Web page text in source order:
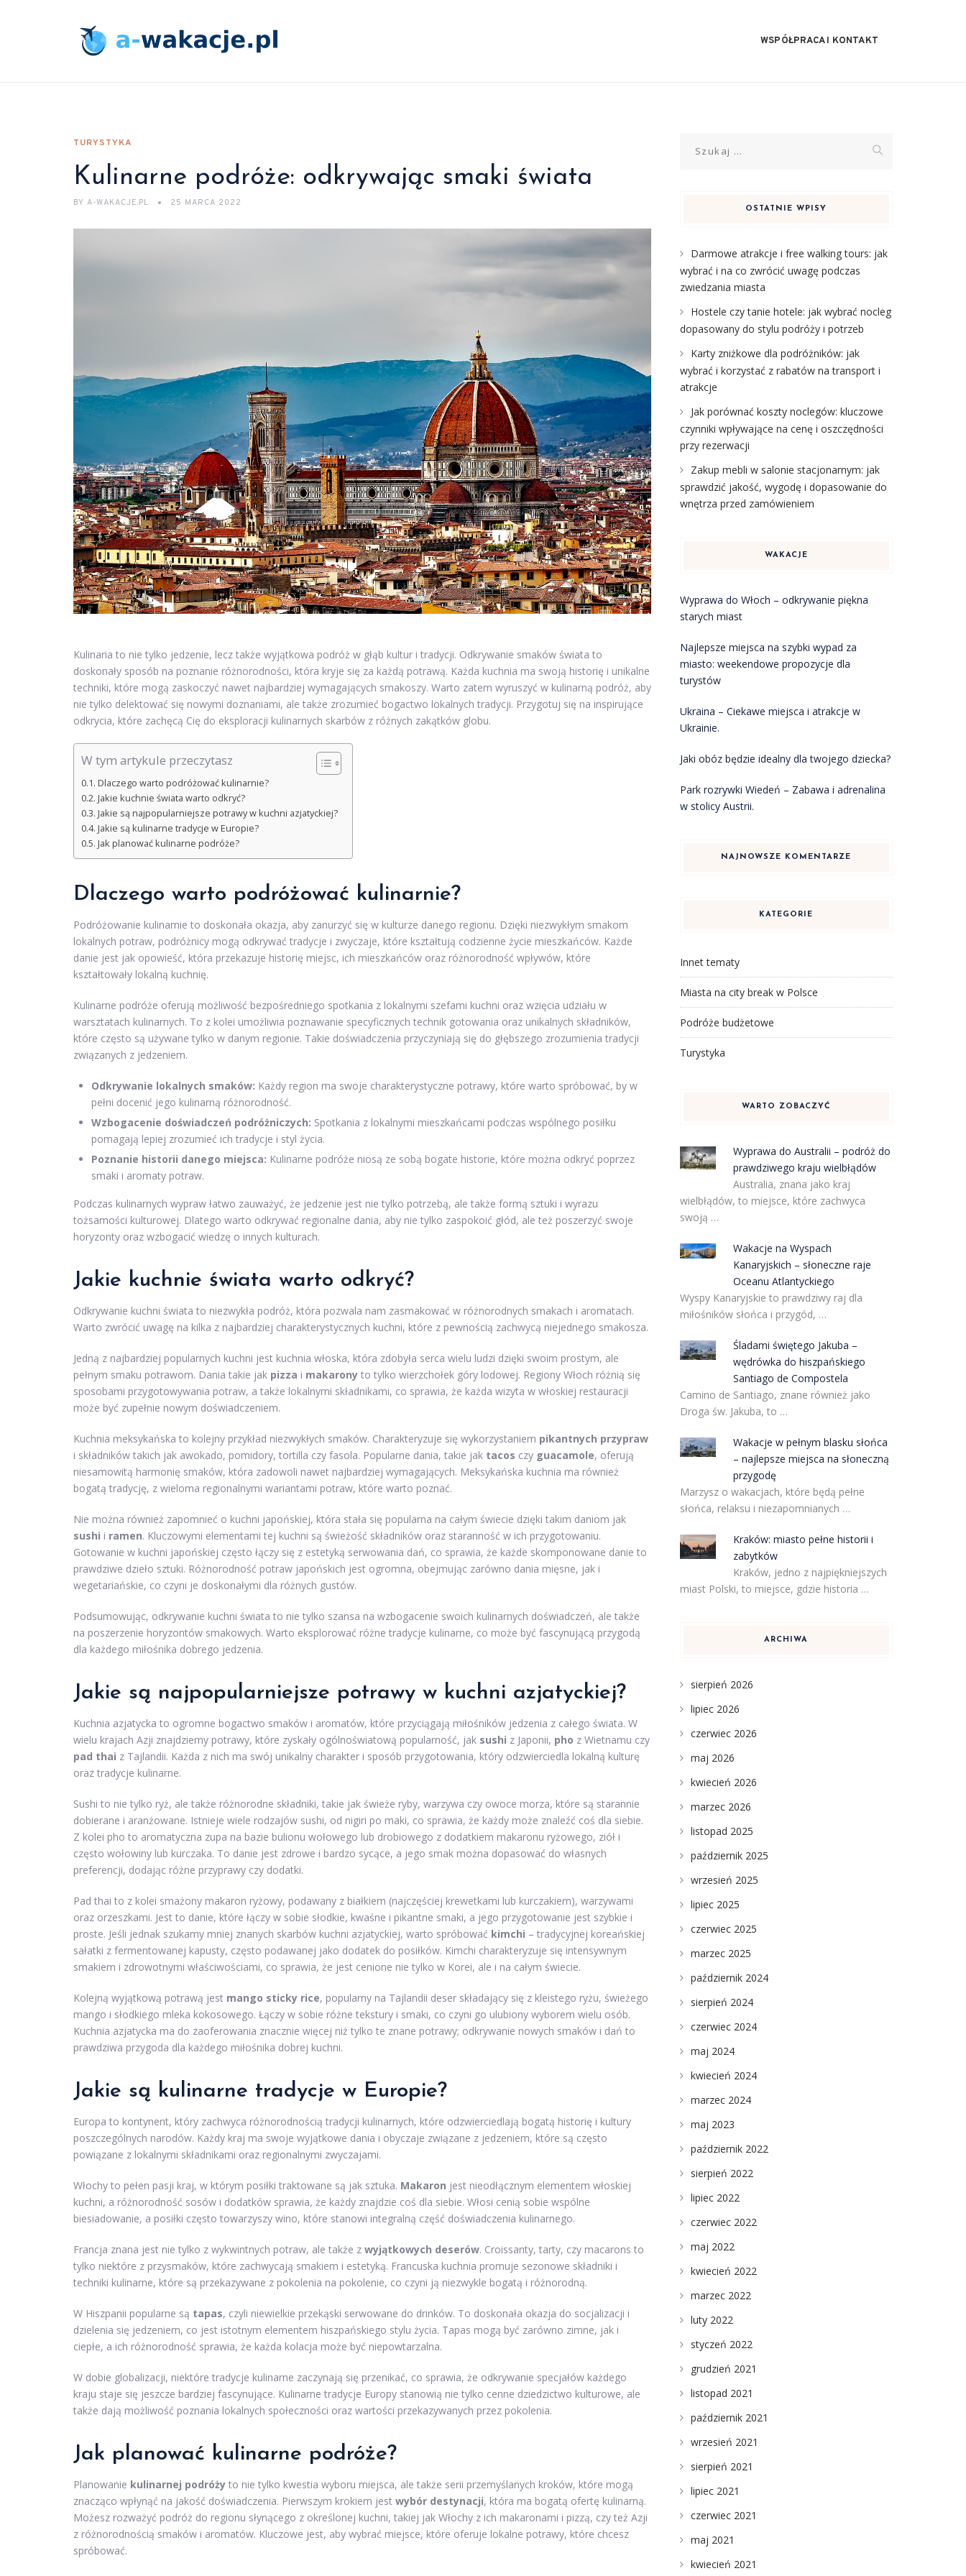
WSPÓŁPRACA I KONTAKT
TURYSTYKA
Kulinarne podróże: odkrywając smaki świata
BY A-WAKACJE.PL 25 MARCA 2022
Kulinaria to nie tylko jedzenie, lecz także wyjątkowa podróż w głąb kultur i tradycji. Odkrywanie smaków świata to
doskonały sposób na poznanie różnorodności, która kryje się za każdą potrawą. Każda kuchnia ma swoją historię i unikalne
techniki, które mogą zaskoczyć nawet najbardziej wymagających smakoszy. Warto zatem wyruszyć w kulinarną podróż, aby
nie tylko delektować się nowymi doznaniami, ale także zrozumieć bogactwo lokalnych tradycji. Przygotuj się na inspirujące
odkrycia, które zachęcą Cię do eksploracji kulinarnych skarbów z różnych zakątków globu.
W tym artykule przeczytasz
Dlaczego warto podróżować kulinarnie?
Jakie kuchnie świata warto odkryć?
Jakie są najpopularniejsze potrawy w kuchni azjatyckiej?
Jakie są kulinarne tradycje w Europie?
Jak planować kulinarne podróże?
Dlaczego warto podróżować kulinarnie?
Podróżowanie kulinarnie to doskonała okazja, aby zanurzyć się w kulturze danego regionu. Dzięki niezwykłym smakom
lokalnych potraw, podróżnicy mogą odkrywać tradycje i zwyczaje, które kształtują codzienne życie mieszkańców. Każde
danie jest jak opowieść, która przekazuje historię miejsc, ich mieszkańców oraz różnorodność wpływów, które
kształtowały lokalną kuchnię.
Kulinarne podróże oferują możliwość bezpośredniego spotkania z lokalnymi szefami kuchni oraz wzięcia udziału w
warsztatach kulinarnych. To z kolei umożliwia poznawanie specyficznych technik gotowania oraz unikalnych składników,
które często są używane tylko w danym regionie. Takie doświadczenia przyczyniają się do głębszego zrozumienia tradycji
związanych z jedzeniem.
Odkrywanie lokalnych smaków: Każdy region ma swoje charakterystyczne potrawy, które warto spróbować, by w
pełni docenić jego kulinarną różnorodność.
Wzbogacenie doświadczeń podróżniczych: Spotkania z lokalnymi mieszkańcami podczas wspólnego posiłku
pomagają lepiej zrozumieć ich tradycje i styl życia.
Poznanie historii danego miejsca: Kulinarne podróże niosą ze sobą bogate historie, które można odkryć poprzez
smaki i aromaty potraw.
Podczas kulinarnych wypraw łatwo zauważyć, że jedzenie jest nie tylko potrzebą, ale także formą sztuki i wyrazu
tożsamości kulturowej. Dlatego warto odkrywać regionalne dania, aby nie tylko zaspokoić głód, ale też poszerzyć swoje
horyzonty oraz wzbogacić wiedzę o innych kulturach.
Jakie kuchnie świata warto odkryć?
Odkrywanie kuchni świata to niezwykła podróż, która pozwala nam zasmakować w różnorodnych smakach i aromatach.
Warto zwrócić uwagę na kilka z najbardziej charakterystycznych kuchni, które z pewnością zachwycą niejednego smakosza.
Jedną z najbardziej popularnych kuchni jest kuchnia włoska, która zdobyła serca wielu ludzi dzięki swoim prostym, ale
pełnym smaku potrawom. Dania takie jak pizza i makarony to tylko wierzchołek góry lodowej. Regiony Włoch różnią się
sposobami przygotowywania potraw, a także lokalnymi składnikami, co sprawia, że każda wizyta w włoskiej restauracji
może być zupełnie nowym doświadczeniem.
Kuchnia meksykańska to kolejny przykład niezwykłych smaków. Charakteryzuje się wykorzystaniem pikantnych przypraw
i składników takich jak awokado, pomidory, tortilla czy fasola. Popularne dania, takie jak tacos czy guacamole, oferują
niesamowitą harmonię smaków, która zadowoli nawet najbardziej wymagających. Meksykańska kuchnia ma również
bogatą tradycję, z wieloma regionalnymi wariantami potraw, które warto poznać.
Nie można również zapomnieć o kuchni japońskiej, która stała się popularna na całym świecie dzięki takim daniom jak
sushi i ramen. Kluczowymi elementami tej kuchni są świeżość składników oraz staranność w ich przygotowaniu.
Gotowanie w kuchni japońskiej często łączy się z estetyką serwowania dań, co sprawia, że każde skomponowane danie to
prawdziwe dzieło sztuki. Różnorodność potraw japońskich jest ogromna, obejmując zarówno dania mięsne, jak i
wegetariańskie, co czyni je doskonałymi dla różnych gustów.
Podsumowując, odkrywanie kuchni świata to nie tylko szansa na wzbogacenie swoich kulinarnych doświadczeń, ale także
na poszerzenie horyzontów smakowych. Warto eksplorować różne tradycje kulinarne, co może być fascynującą przygodą
dla każdego miłośnika dobrego jedzenia.
Jakie są najpopularniejsze potrawy w kuchni azjatyckiej?
Kuchnia azjatycka to ogromne bogactwo smaków i aromatów, które przyciągają miłośników jedzenia z całego świata. W
wielu krajach Azji znajdziemy potrawy, które zyskały ogólnoświatową popularność, jak sushi z Japonii, pho z Wietnamu czy
pad thai z Tajlandii. Każda z nich ma swój unikalny charakter i sposób przygotowania, który odzwierciedla lokalną kulturę
oraz tradycje kulinarne.
Sushi to nie tylko ryż, ale także różnorodne składniki, takie jak świeże ryby, warzywa czy owoce morza, które są starannie
dobierane i aranżowane. Istnieje wiele rodzajów sushi, od nigiri po maki, co sprawia, że każdy może znaleźć coś dla siebie.
Z kolei pho to aromatyczna zupa na bazie bulionu wołowego lub drobiowego z dodatkiem makaronu ryżowego, ziół i
często wołowiny lub kurczaka. To danie jest zdrowe i bardzo sycące, a jego smak można dopasować do własnych
preferencji, dodając różne przyprawy czy dodatki.
Pad thai to z kolei smażony makaron ryżowy, podawany z białkiem (najczęściej krewetkami lub kurczakiem), warzywami
oraz orzeszkami. Jest to danie, które łączy w sobie słodkie, kwaśne i pikantne smaki, a jego przygotowanie jest szybkie i
proste. Jeśli jednak szukamy mniej znanych skarbów kuchni azjatyckiej, warto spróbować kimchi – tradycyjnej koreańskiej
sałatki z fermentowanej kapusty, często podawanej jako dodatek do posiłków. Kimchi charakteryzuje się intensywnym
smakiem i zdrowotnymi właściwościami, co sprawia, że jest cenione nie tylko w Korei, ale i na całym świecie.
Kolejną wyjątkową potrawą jest mango sticky rice, popularny na Tajlandii deser składający się z kleistego ryżu, świeżego
mango i słodkiego mleka kokosowego. Łączy w sobie różne tekstury i smaki, co czyni go ulubiony wyborem wielu osób.
Kuchnia azjatycka ma do zaoferowania znacznie więcej niż tylko te znane potrawy; odkrywanie nowych smaków i dań to
prawdziwa przygoda dla każdego miłośnika dobrej kuchni.
Jakie są kulinarne tradycje w Europie?
Europa to kontynent, który zachwyca różnorodnością tradycji kulinarnych, które odzwierciedlają bogatą historię i kultury
poszczególnych narodów. Każdy kraj ma swoje wyjątkowe dania i obyczaje związane z jedzeniem, które są często
powiązane z lokalnymi składnikami oraz regionalnymi zwyczajami.
Włochy to pełen pasji kraj, w którym posiłki traktowane są jak sztuka. Makaron jest nieodłącznym elementem włoskiej
kuchni, a różnorodność sosów i dodatków sprawia, że każdy znajdzie coś dla siebie. Włosi cenią sobie wspólne
biesiadowanie, a posiłki często towarzyszy wino, które stanowi integralną część doświadczenia kulinarnego.
Francja znana jest nie tylko z wykwintnych potraw, ale także z wyjątkowych deserów. Croissanty, tarty, czy macarons to
tylko niektóre z przysmaków, które zachwycają smakiem i estetyką. Francuska kuchnia promuje sezonowe składniki i
techniki kulinarne, które są przekazywane z pokolenia na pokolenie, co czyni ją niezwykle bogatą i różnorodną.
W Hiszpanii popularne są tapas, czyli niewielkie przekąski serwowane do drinków. To doskonała okazja do socjalizacji i
dzielenia się jedzeniem, co jest istotnym elementem hiszpańskiego stylu życia. Tapas mogą być zarówno zimne, jak i
ciepłe, a ich różnorodność sprawia, że każda kolacja może być niepowtarzalna.
W dobie globalizacji, niektóre tradycje kulinarne zaczynają się przenikać, co sprawia, że odkrywanie specjałów każdego
kraju staje się jeszcze bardziej fascynujące. Kulinarne tradycje Europy stanowią nie tylko cenne dziedzictwo kulturowe, ale
także dają możliwość poznania lokalnych społeczności oraz wartości przekazywanych przez pokolenia.
Jak planować kulinarne podróże?
Planowanie kulinarnej podróży to nie tylko kwestia wyboru miejsca, ale także serii przemyślanych kroków, które mogą
znacząco wpłynąć na jakość doświadczenia. Pierwszym krokiem jest wybór destynacji, która ma bogatą ofertę kulinarną.
Możesz rozważyć podróż do regionu słynącego z określonej kuchni, takiej jak Włochy z ich makaronami i pizzą, czy też Azji
z różnorodnością smaków i aromatów. Kluczowe jest, aby wybrać miejsce, które oferuje lokalne potrawy, które chcesz
spróbować.
OSTATNIE WPISY
Darmowe atrakcje i free walking tours: jak
wybrać i na co zwrócić uwagę podczas
zwiedzania miasta
Hostele czy tanie hotele: jak wybrać nocleg
dopasowany do stylu podróży i potrzeb
Karty zniżkowe dla podróżników: jak
wybrać i korzystać z rabatów na transport i
atrakcje
Jak porównać koszty noclegów: kluczowe
czynniki wpływające na cenę i oszczędności
przy rezerwacji
Zakup mebli w salonie stacjonarnym: jak
sprawdzić jakość, wygodę i dopasowanie do
wnętrza przed zamówieniem
WAKACJE
Wyprawa do Włoch – odkrywanie piękna
starych miast
Najlepsze miejsca na szybki wypad za
miasto: weekendowe propozycje dla
turystów
Ukraina – Ciekawe miejsca i atrakcje w
Ukrainie.
Jaki obóz będzie idealny dla twojego dziecka?
Park rozrywki Wiedeń – Zabawa i adrenalina
w stolicy Austrii.
NAJNOWSZE KOMENTARZE
KATEGORIE
Innet tematy
Miasta na city break w Polsce
Podróże budżetowe
Turystyka
WARTO ZOBACZYĆ
Wyprawa do Australii – podróż do
prawdziwego kraju wielbłądów
Australia, znana jako kraj
wielbłądów, to miejsce, które zachwyca
swoją …
Wakacje na Wyspach
Kanaryjskich – słoneczne raje
Oceanu Atlantyckiego
Wyspy Kanaryjskie to prawdziwy raj dla
miłośników słońca i przygód, …
Śladami świętego Jakuba –
wędrówka do hiszpańskiego
Santiago de Compostela
Camino de Santiago, znane również jako
Droga św. Jakuba, to …
Wakacje w pełnym blasku słońca
– najlepsze miejsca na słoneczną
przygodę
Marzysz o wakacjach, które będą pełne
słońca, relaksu i niezapomnianych …
Kraków: miasto pełne historii i
zabytków
Kraków, jedno z najpiękniejszych
miast Polski, to miejsce, gdzie historia …
ARCHIWA
sierpień 2026
lipiec 2026
czerwiec 2026
maj 2026
kwiecień 2026
marzec 2026
listopad 2025
październik 2025
wrzesień 2025
lipiec 2025
czerwiec 2025
marzec 2025
październik 2024
sierpień 2024
czerwiec 2024
maj 2024
kwiecień 2024
marzec 2024
maj 2023
październik 2022
sierpień 2022
lipiec 2022
czerwiec 2022
maj 2022
kwiecień 2022
marzec 2022
luty 2022
styczeń 2022
grudzień 2021
listopad 2021
październik 2021
wrzesień 2021
sierpień 2021
lipiec 2021
czerwiec 2021
maj 2021
kwiecień 2021